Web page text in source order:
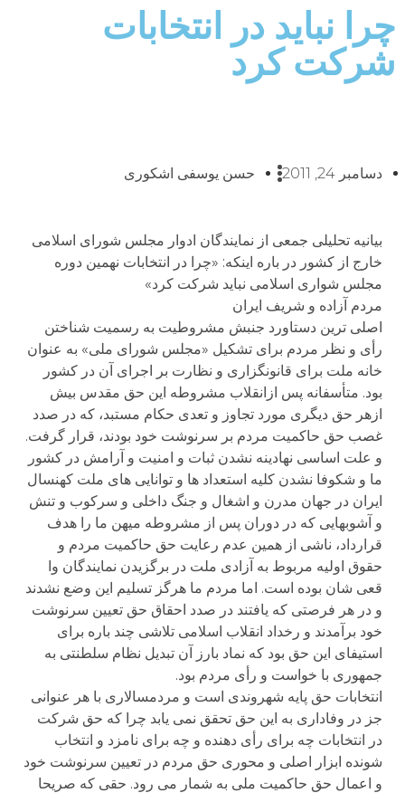
چرا نباید در انتخابات
شرکت کرد
دسامبر 24, 2011 حسن یوسفی اشکوری
بیانیه تحلیلی جمعی از نمایندگان ادوار مجلس شورای اسلامی
خارج از کشور در باره اینکه: «چرا در انتخابات نهمین دوره
مجلس شواری اسلامی نباید شرکت کرد»
مردم آزاده و شریف ایران
اصلی ترین دستاورد جنبش مشروطیت به رسمیت شناختن
رأی و نظر مردم برای تشکیل «مجلس شورای ملی» به عنوان
خانه ملت برای قانونگزاری و نظارت بر اجرای آن در کشور
بود. متأسفانه پس ازانقلاب مشروطه این حق مقدس بیش
ازهر حق دیگری مورد تجاوز و تعدی حکام مستبد، که در صدد
غصب حق حاکمیت مردم بر سرنوشت خود بودند، قرار گرفت.
و علت اساسی نهادینه نشدن ثبات و امنیت و آرامش در کشور
ما و شکوفا نشدن کلیه استعداد ها و توانایی های ملت کهنسال
ایران در جهان مدرن و اشغال و جنگ داخلی و سرکوب و تنش
و آشوبهایی که در دوران پس از مشروطه میهن ما را هدف
قرارداد، ناشی از همین عدم رعایت حق حاکمیت مردم و
حقوق اولیه مربوط به آزادی ملت در برگزیدن نمایندگان وا
قعی شان بوده است. اما مردم ما هرگز تسلیم این وضع نشدند
و در هر فرصتی که یافتند در صدد احقاق حق تعیین سرنوشت
خود برآمدند و رخداد انقلاب اسلامی تلاشی چند باره برای
استیفای این حق بود که نماد بارز آن تبدیل نظام سلطنتی به
جمهوری با خواست و رأی مردم بود.
انتخابات حق پایه شهروندی است و مردمسالاری با هر عنوانی
جز در وفاداری به این حق تحقق نمی یابد چرا که حق شرکت
در انتخابات چه برای رأی دهنده و چه برای نامزد و انتخاب
شونده ابزار اصلی و محوری حق مردم در تعیین سرنوشت خود
و اعمال حق حاکمیت ملی به شمار می رود. حقی که صریحا